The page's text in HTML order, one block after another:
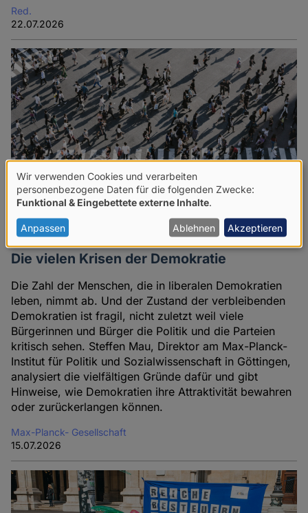
Red.
22.07.2026
Die vielen Krisen der Demokratie
Die Zahl der Menschen, die in liberalen Demokratien
leben, nimmt ab. Und der Zustand der verbleibenden
Demokratien ist fragil, nicht zuletzt weil viele
Bürgerinnen und Bürger die Politik und die Parteien
kritisch sehen. Steffen Mau, Direktor am Max-Planck-
Institut für Politik und Sozialwissenschaft in Göttingen,
analysiert die vielfältigen Gründe dafür und gibt
Hinweise, wie Demokratien ihre Attraktivität bewahren
oder zurückerlangen können.
Max-Planck- Gesellschaft
15.07.2026
Verwendung
von
personenbezogenen
Daten
Cookies
Wir verwenden Cookies und verarbeiten
personenbezogene Daten für die folgenden Zwecke:
Funktional & Eingebettete externe Inhalte.
Anpassen Ablehnen Akzeptieren